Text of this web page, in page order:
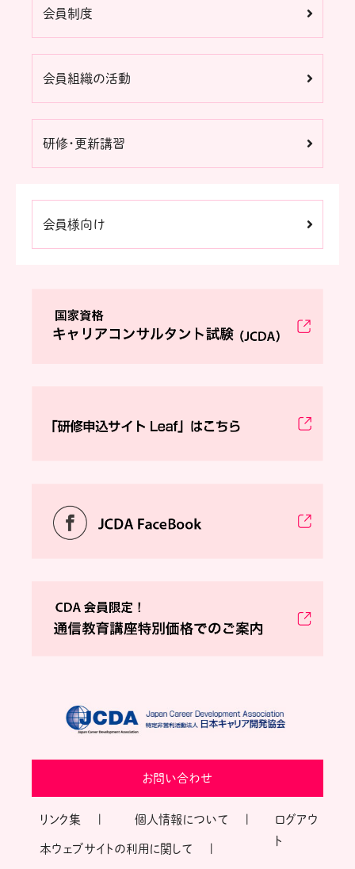
会員制度
会員組織の活動
研修・更新講習
会員様向け
お問い合わせ
リンク集 個人情報について
本ウェブサイトの利用に関して
ログアウ
ト